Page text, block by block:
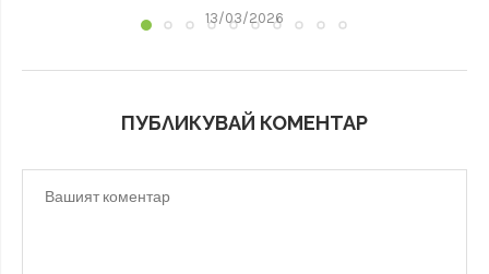
13/03/2026
ПУБЛИКУВАЙ КОМЕНТАР